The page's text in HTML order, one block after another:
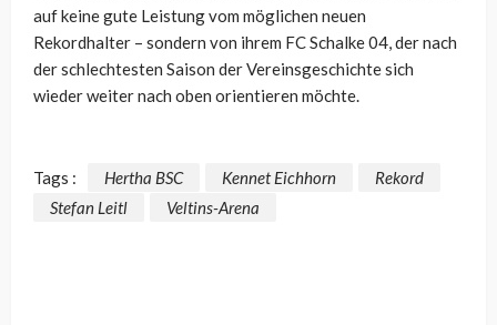
auf keine gute Leistung vom möglichen neuen
Rekordhalter – sondern von ihrem FC Schalke 04, der nach
der schlechtesten Saison der Vereinsgeschichte sich
wieder weiter nach oben orientieren möchte.
Tags : Hertha BSC Kennet Eichhorn
Rekord
Stefan Leitl
Veltins-Arena